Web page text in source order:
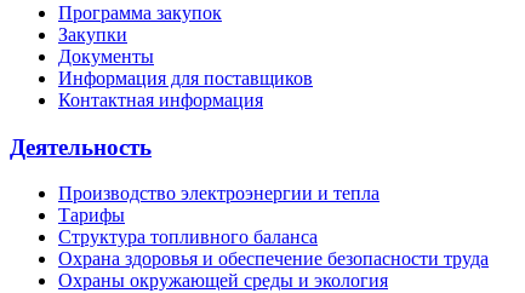
Программа закупок
Закупки
Документы
Информация для поставщиков
Контактная информация
Деятельность
Производство электроэнергии и тепла
Тарифы
Структура топливного баланса
Охрана здоровья и обеспечение безопасности труда
Охраны окружающей среды и экология